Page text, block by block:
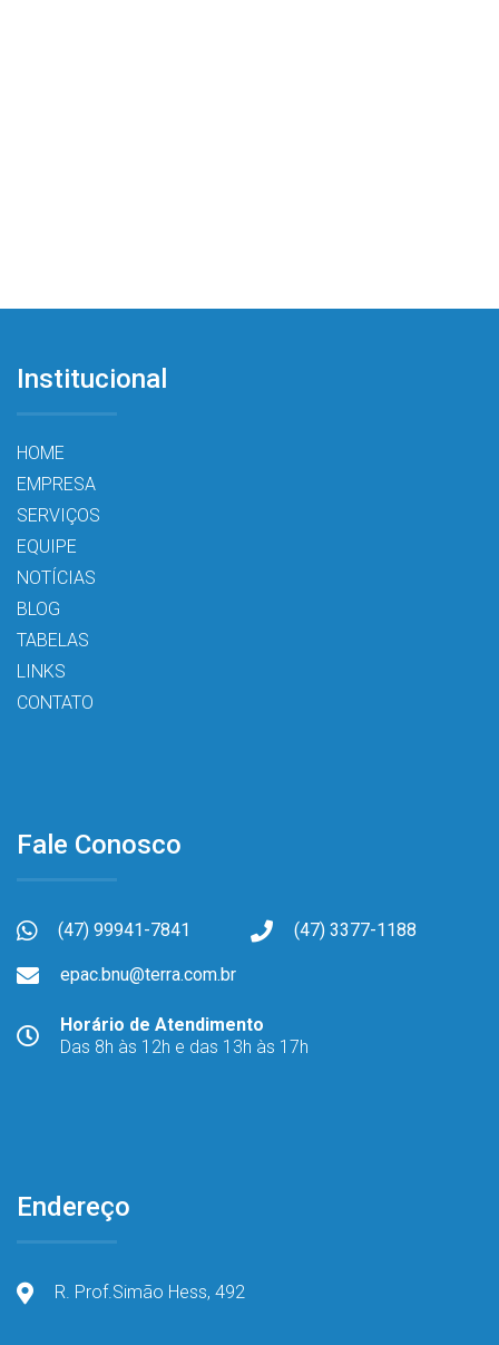
Institucional
HOME
EMPRESA
SERVIÇOS
EQUIPE
NOTÍCIAS
BLOG
TABELAS
LINKS
CONTATO
Fale Conosco
(47) 99941-7841 (47) 3377-1188
epac.bnu@terra.com.br
Horário de Atendimento
Das 8h às 12h e das 13h às 17h
Endereço
R. Prof.Simão Hess, 492